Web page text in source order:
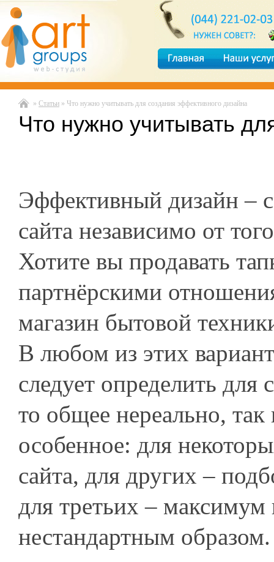
» Статьи » Что нужно учитывать для создания эффективного дизайна
Что нужно учитывать
Эффективный дизайн –
сайта независимо от
Хотите вы продавать
партнёрскими
магазин бытовой
В любом из этих
следует определить для
то общее нереально, так
особенное: для
сайта, для других –
для третьих – максимум
нестандартным образом.